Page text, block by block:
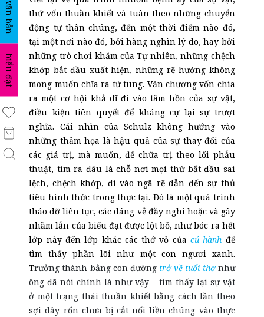
văn bản
biểu đạt
thứ vốn thuần khiết và tuân theo những chuyển
động tự thân chúng, đến một thời điểm nào đó,
tại một nơi nào đó, bởi hàng nghìn lý do, hay bởi
những trò chơi khăm của Tự nhiên, những chệch
khớp bắt đầu xuất hiện, những rẽ hướng không
mong muốn chĩa ra tứ tung. Văn chương vốn chìa
ra một cơ hội khả dĩ đi vào tâm hồn của sự vật,
điều kiện tiên quyết để kháng cự lại sự trượt
nghĩa. Cái nhìn của Schulz không hướng vào
những thảm họa là hậu quả của sự thay đổi của
các giá trị, mà muốn, để chữa trị theo lối phẫu
thuật, tìm ra đâu là chỗ nơimọi thứ bắt đầu sai
lệch, chệch khớp, đi vào ngã rẽ dẫn đến sự thủ
tiêu hình thức trong thực tại. Đó là một quá trình
tháo dỡ liên tục, các dáng vẻ đầy nghi hoặc và gây
nhầm lẫn của biểu đạt được lột bỏ, như bóc ra hết
lớp này đến lớp khác các thớ vỏ củacủ hành để
tìm thấy phần lõi như một con ngươi xanh.
Trưởng thành bằng con đường trở về tuổi thơnhư
ông đã nói chính là như vậy - tìm thấy lại sự vật
ở một trạng thái thuần khiết bằng cách lần theo
sợi dây rốn chưa bị cắt nối liền chúng vào thực